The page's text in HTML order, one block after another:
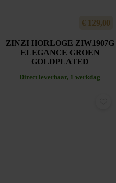
€ 129,00
ZINZI HORLOGE ZIW1907G
ELEGANCE GROEN
GOLDPLATED
Direct leverbaar, 1 werkdag